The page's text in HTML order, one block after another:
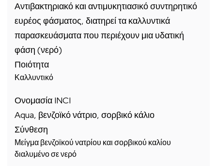
Αντιβακτηριακό και αντιμυκητιασικό συντηρητικό
ευρέος φάσματος, διατηρεί τα καλλυντικά
παρασκευάσματα που περιέχουν μια υδατική
φάση (νερό)
Ποιότητα
Καλλυντικό
Ονομασία INCI
Aqua, βενζοϊκό νάτριο, σορβικό κάλιο
Σύνθεση
Μείγμα βενζοϊκού νατρίου και σορβικού καλίου
διαλυμένο σε νερό